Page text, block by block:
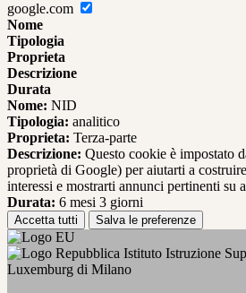
google.com
Nome
Tipologia
Proprieta
Descrizione
Durata
Nome: NID
Tipologia: analitico
Proprieta: Terza-parte
Descrizione: Questo cookie è impostato
proprietà di Google) per aiutarti a
interessi e mostrarti annunci pertinenti su
Durata: 6 mesi 3 giorni
Accetta tutti Salva le preferenze
Istituto Istruzione
Luxemburg di Milano